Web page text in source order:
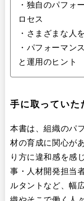
・独自のパフォ
ロセス
・さまざまな人
・パフォーマン
と運用のヒン
手に取っていた
本書は、組織のパ
材の育成に関心が
り方に違和感を感
事・人材開発担当
ルタントなど、幅